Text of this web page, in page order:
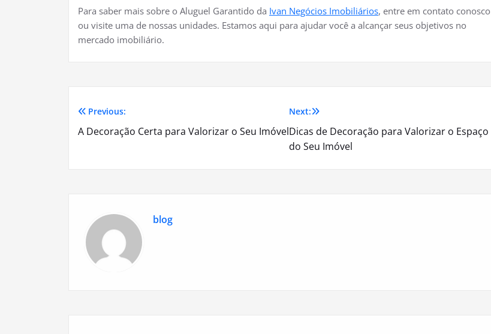
Para saber mais sobre o Aluguel Garantido da Ivan Negócios Imobiliários, entre em contato conosco
ou visite uma de nossas unidades. Estamos aqui para ajudar você a alcançar seus objetivos no
mercado imobiliário.
Navegação
Previous:
A Decoração Certa para Valorizar o Seu Imóvel
Next:
Dicas de Decoração para Valorizar o Espaço
do Seu Imóvel
blog